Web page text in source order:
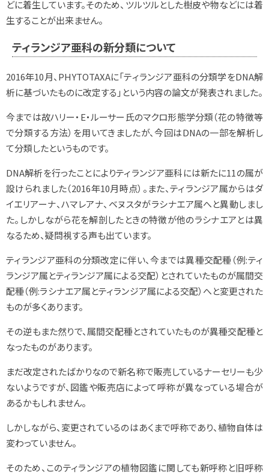
どに着生しています。そのため、ツルツルとした樹皮や物などには着
生することが出来ません。
ティランジア亜科の新分類について
2016年10月、PHYTOTAXAに「ティランジア亜科の分類学をDNA解
析に基づいたものに改定する」という内容の論文が発表されました。
今までは故ハリー・E・ルーサー氏のマクロ形態学分類（花の特徴等
で分類する方法）を用いてきましたが、今回はDNAの一部を解析し
て分類したというものです。
DNA解析を行ったことによりティランジア亜科には新たに11の属が
設けられました（2016年10月時点）。また、ティランジア属からはダ
イエリアーナ、ハマレアナ、ベヌスタがラシナエア属へと異動しまし
た。しかしながら花を解剖したときの特徴が他のラシナエアとは異
なるため、疑問視する声も出ています。
ティランジア亜科の分類改定に伴い、今までは異種交配種（例:ティ
ランジア属とティランジア属による交配）とされていたものが属間交
配種（例:ラシナエア属とティランジア属による交配）へと変更された
ものが多くあります。
その逆もまた然りで、属間交配種とされていたものが異種交配種と
なったものがあります。
まだ改定されたばかりなので新名称で販売しているナーセリーも少
ないようですが、図鑑や販売店によって呼称が異なっている場合が
あるかもしれません。
しかしながら、変更されているのはあくまで呼称であり、植物自体は
変わっていません。
そのため、このティランジアの植物図鑑に関しても新呼称と旧呼称